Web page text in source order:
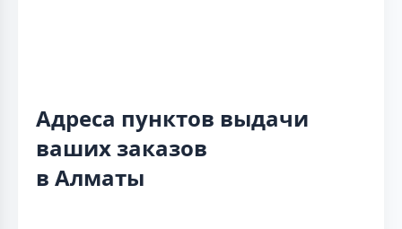
Адреса пунктов выдачи
ваших заказов
в Алматы